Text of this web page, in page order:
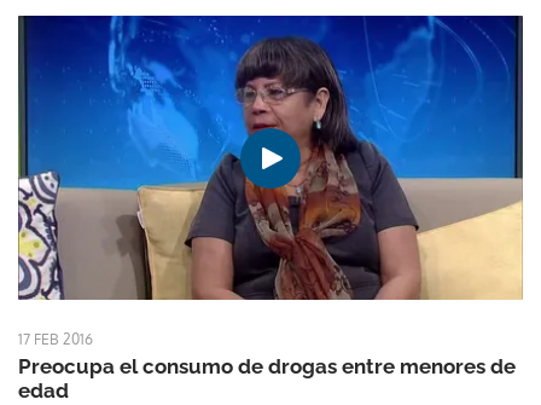
17 FEB 2016
Preocupa el consumo de drogas entre menores de
edad